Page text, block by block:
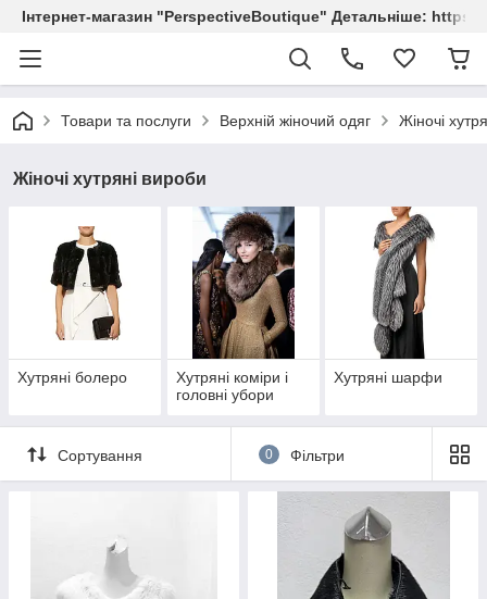
Інтернет-магазин "PerspectiveBoutique" Детальніше:
Товари та послуги Верхній жіночий одяг Жіночі
Жіночі хутряні вироби
Хутряні болеро
Хутряні коміри і
головні убори
Хутряні шарфи
Сортування 0 Фільтри